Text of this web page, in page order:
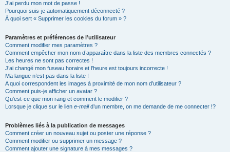
J’ai perdu mon mot de passe !
Pourquoi suis-je automatiquement déconnecté ?
À quoi sert « Supprimer les cookies du forum » ?
Paramètres et préférences de l’utilisateur
Comment modifier mes paramètres ?
Comment empêcher mon nom d’apparaître dans la liste des membres connectés ?
Les heures ne sont pas correctes !
J’ai changé mon fuseau horaire et l’heure est toujours incorrecte !
Ma langue n’est pas dans la liste !
A quoi correspondent les images à proximité de mon nom d’utilisateur ?
Comment puis-je afficher un avatar ?
Qu’est-ce que mon rang et comment le modifier ?
Lorsque je clique sur le lien e-maild’un membre, on me demande de me connecter !?
Problèmes liés à la publication de messages
Comment créer un nouveau sujet ou poster une réponse ?
Comment modifier ou supprimer un message ?
Comment ajouter une signature à mes messages ?